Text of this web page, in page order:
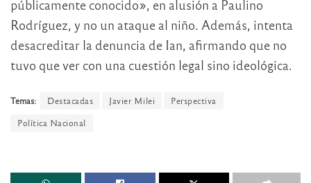
públicamente conocido», en alusión a Paulino
Rodríguez, y no un ataque al niño. Además, intenta
desacreditar la denuncia de Ian, afirmando que no
tuvo que ver con una cuestión legal sino ideológica.
Temas: Destacadas Javier Milei
Perspectiva
Política Nacional